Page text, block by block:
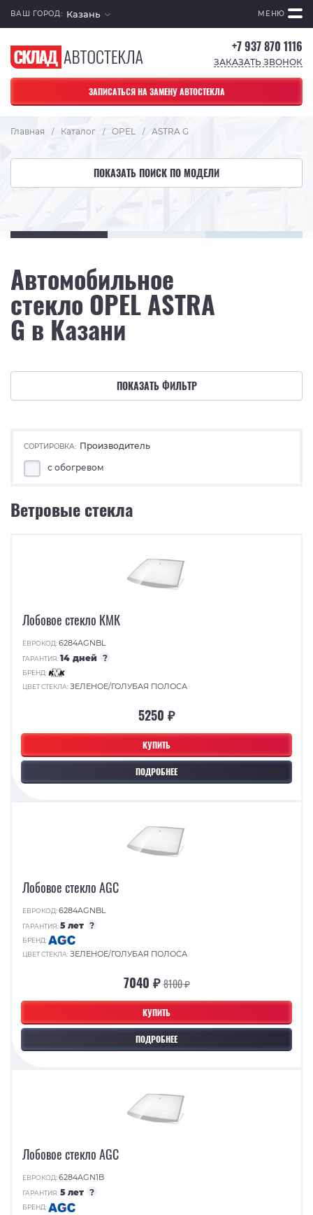
ВАШ ГОРОД: Казань МЕНЮ
+7 937 870 1116
ЗАКАЗАТЬ ЗВОНОК
ЗАПИСАТЬСЯ НА ЗАМЕНУ АВТОСТЕКЛА
Главная / Каталог / OPEL / ASTRA G
ПОКАЗАТЬ ПОИСК ПО МОДЕЛИ
Автомобильное
стекло OPEL ASTRA
G в Казани
ПОКАЗАТЬ ФИЛЬТР
СОРТИРОВКА: Производитель
с обогревом
Ветровые стекла
КУПИТЬ
ПОДРОБНЕЕ
Лобовое стекло КМК
ЕВРОКОД:6284AGNBL
ГАРАНТИЯ:14 дней ?
БРЕНД:
ЦВЕТ СТЕКЛА:ЗЕЛЕНОЕ/ГОЛУБАЯ ПОЛОСА
5250 ₽
КУПИТЬ
ПОДРОБНЕЕ
Лобовое стекло AGC
ЕВРОКОД:6284AGNBL
ГАРАНТИЯ:5 лет ?
БРЕНД:
ЦВЕТ СТЕКЛА:ЗЕЛЕНОЕ/ГОЛУБАЯ ПОЛОСА
7040 ₽8100 ₽
Лобовое стекло AGC
ЕВРОКОД:6284AGN1B
ГАРАНТИЯ:5 лет ?
БРЕНД: